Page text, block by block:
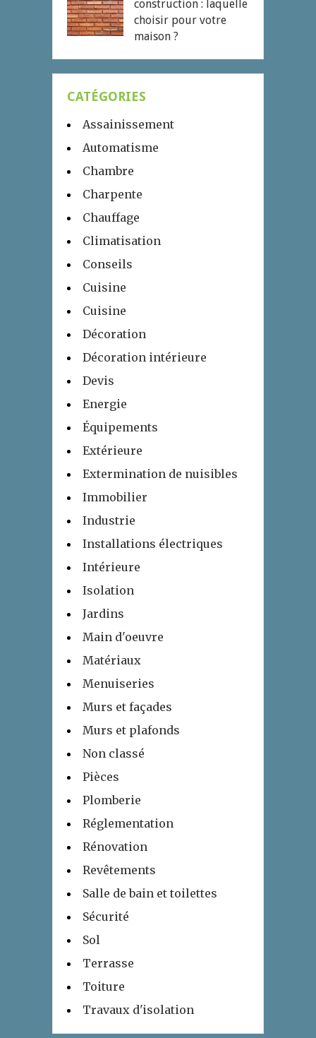
construction : laquelle
choisir pour votre
maison ?
CATÉGORIES
Assainissement
Automatisme
Chambre
Charpente
Chauffage
Climatisation
Conseils
Cuisine
Cuisine
Décoration
Décoration intérieure
Devis
Energie
Équipements
Extérieure
Extermination de nuisibles
Immobilier
Industrie
Installations électriques
Intérieure
Isolation
Jardins
Main d'oeuvre
Matériaux
Menuiseries
Murs et façades
Murs et plafonds
Non classé
Pièces
Plomberie
Réglementation
Rénovation
Revêtements
Salle de bain et toilettes
Sécurité
Sol
Terrasse
Toiture
Travaux d'isolation